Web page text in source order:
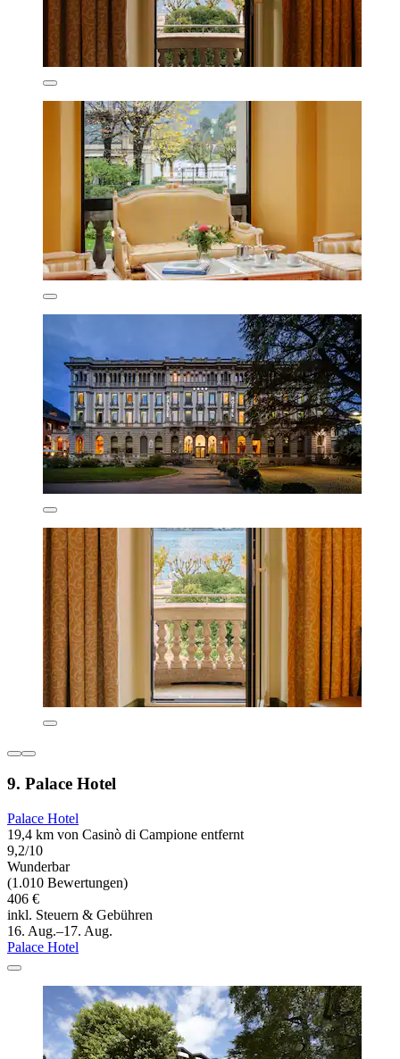
9. Palace Hotel
Palace Hotel
19,4 km von Casinò di Campione entfernt
9,2/10
Wunderbar
(1.010 Bewertungen)
406 €
inkl. Steuern & Gebühren
16. Aug.–17. Aug.
Palace Hotel